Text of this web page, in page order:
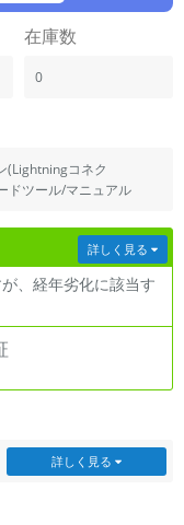
在庫数
0
(Lightningコネク
ドツール/マニュアル
、経年劣化に該当す
詳しく見る
詳しく見る